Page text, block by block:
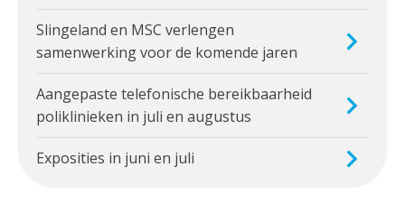
Slingeland en MSC verlengen
samenwerking voor de komende jaren
Aangepaste telefonische bereikbaarheid
poliklinieken in juli en augustus
Exposities in juni en juli